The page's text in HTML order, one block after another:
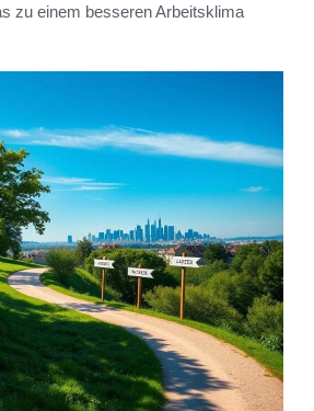
zu einem besseren Arbeitsklima